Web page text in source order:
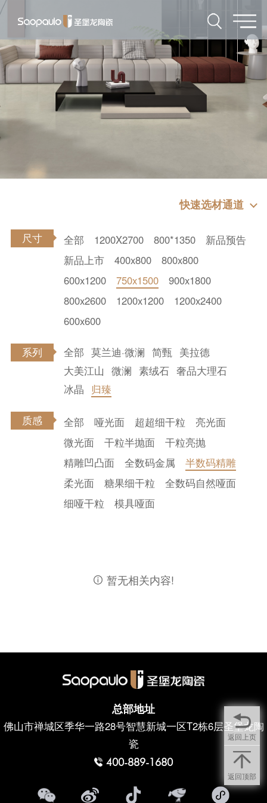
快速选材通道
尺寸 全部 1200X2700 800*1350
新品预告
新品上市
400x800
800x800
600x1200
750x1500
900x1800
800x2600
1200x1200
1200x2400
600x600
系列 全部 莫兰迪·微澜 简甄 美拉德
大美江山
微澜 素绒石 奢品大理石
冰晶
归臻
质感 全部 哑光面 超超细干粒
亮光面
微光面
干粒半抛面
干粒亮抛
精雕凹凸面
全数码金属
半数码精雕
柔光面
糖果细干粒
全数码自然哑面
细哑干粒
模具哑面
 暂无相关内容!
总部地址
佛山市禅城区季华一路28号智慧新城一区T2栋6层圣堡龙陶
瓷
400-889-1680
返回上页
返回顶部